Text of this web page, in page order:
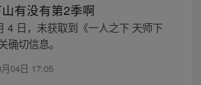
有没有第2季啊
4 日，未获取到《一人之下 天师下
确切信息。
04日 17:05